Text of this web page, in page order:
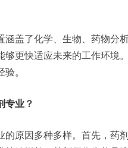
涵盖了化学、生物、药物分
够更快适应未来的工作环境
。
专业 ？
的原因多种多样。首先，药